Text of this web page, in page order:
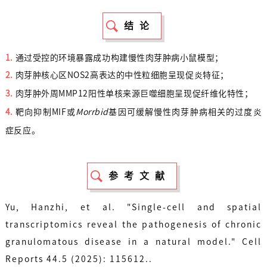
结论
1. 通过受控的环境暴露成功构建慢性肉芽肿病小鼠模型；
2. 肉芽肿核心区NOS2高表达的中性粒细胞呈现促炎特征；
3. 肉芽肿外周MMP12阳性单核来源巨噬细胞呈现促纤维化特性；
4.靶向抑制MIF或Morrbid基因可缓解慢性肉芽肿病相关的过度炎
症反应。
参考文献
Yu, Hanzhi, et al. "Single-cell and spatial
transcriptomics reveal the pathogenesis of chronic
granulomatous disease in a natural model." Cell
Reports 44.5 (2025): 115612..